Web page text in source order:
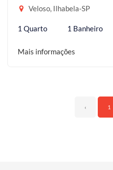
Veloso, Ilhabela-SP
1 Quarto 1 Banheiro
Mais informações
‹ 1